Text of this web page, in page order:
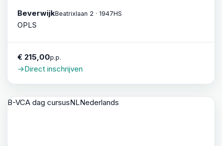
BeverwijkBeatrixlaan 2 · 1947HS
OPLS
€ 215,00p.p.
→Direct inschrijven
B-VCA dag cursusNLNederlands